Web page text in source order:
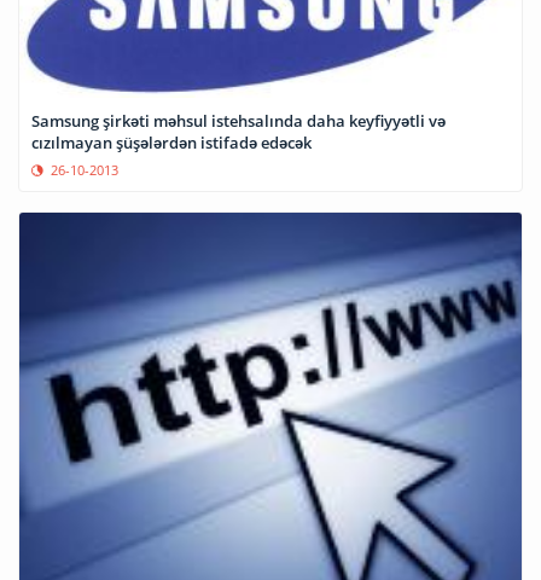
Samsung şirkəti məhsul istehsalında daha keyfiyyətli və
cızılmayan şüşələrdən istifadə edəcək
26-10-2013